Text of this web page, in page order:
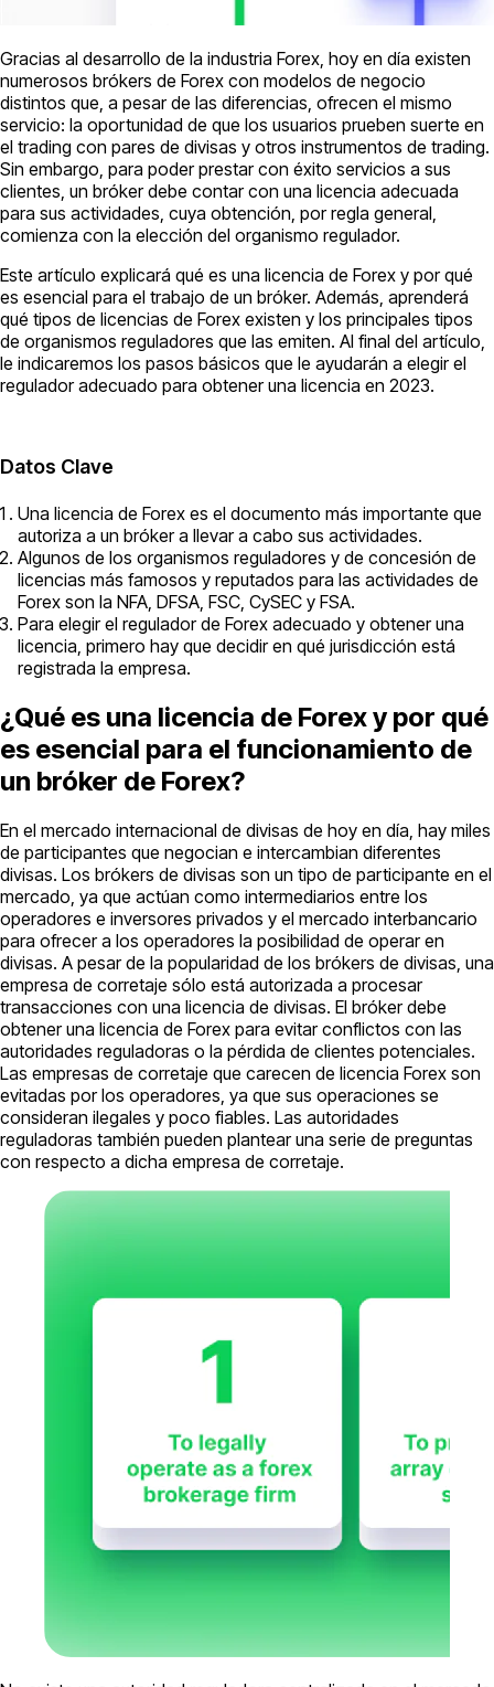
Gracias al desarrollo de la industria Forex, hoy en día existen
numerosos brókers de Forex con modelos de negocio
distintos que, a pesar de las diferencias, ofrecen el mismo
servicio: la oportunidad de que los usuarios prueben suerte en
el trading con pares de divisas y otros instrumentos de trading.
Sin embargo, para poder prestar con éxito servicios a sus
clientes, un bróker debe contar con una licencia adecuada
para sus actividades, cuya obtención, por regla general,
comienza con la elección del organismo regulador.
Este artículo explicará qué es una licencia de Forex y por qué
es esencial para el trabajo de un bróker. Además, aprenderá
qué tipos de licencias de Forex existen y los principales tipos
de organismos reguladores que las emiten. Al final del artículo,
le indicaremos los pasos básicos que le ayudarán a elegir el
regulador adecuado para obtener una licencia en 2023.
Datos Clave
Una licencia de Forex es el documento más importante que
autoriza a un bróker a llevar a cabo sus actividades.
Algunos de los organismos reguladores y de concesión de
licencias más famosos y reputados para las actividades de
Forex son la NFA, DFSA, FSC, CySEC y FSA.
Para elegir el regulador de Forex adecuado y obtener una
licencia, primero hay que decidir en qué jurisdicción está
registrada la empresa.
¿Qué es una licencia de Forex y por qué
es esencial para el funcionamiento de
un bróker de Forex?
En el mercado internacional de divisas de hoy en día, hay miles
de participantes que negocian e intercambian diferentes
divisas. Los brókers de divisas son un tipo de participante en el
mercado, ya que actúan como intermediarios entre los
operadores e inversores privados y el mercado interbancario
para ofrecer a los operadores la posibilidad de operar en
divisas. A pesar de la popularidad de los brókers de divisas, una
empresa de corretaje sólo está autorizada a procesar
transacciones con una licencia de divisas. El bróker debe
obtener una licencia de Forex para evitar conflictos con las
autoridades reguladoras o la pérdida de clientes potenciales.
Las empresas de corretaje que carecen de licencia Forex son
evitadas por los operadores, ya que sus operaciones se
consideran ilegales y poco fiables. Las autoridades
reguladoras también pueden plantear una serie de preguntas
con respecto a dicha empresa de corretaje.